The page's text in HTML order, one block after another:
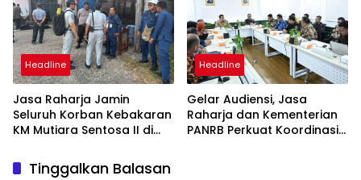
Headline
Jasa Raharja Jamin
Seluruh Korban Kebakaran
KM Mutiara Sentosa II di
Headline
Gelar Audiensi, Jasa
Raharja dan Kementerian
PANRB Perkuat Koordinasi
Tinggalkan Balasan